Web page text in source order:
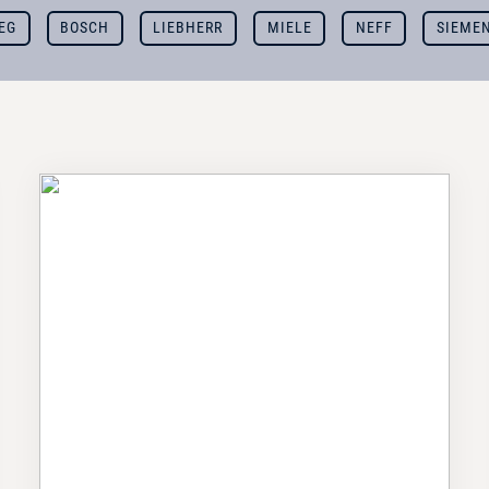
BOSCH LIEBHERR MIELE NEFF